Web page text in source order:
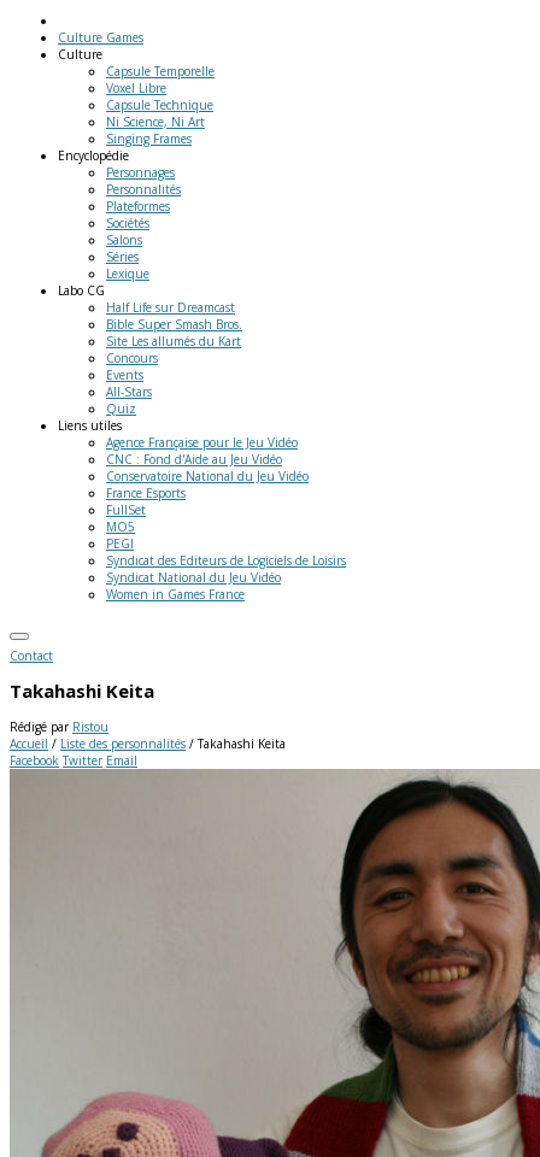
Culture Games
Culture
Capsule Temporelle
Voxel Libre
Capsule Technique
Ni Science, Ni Art
Singing Frames
Encyclopédie
Personnages
Personnalités
Plateformes
Sociétés
Salons
Séries
Lexique
Labo CG
Half Life sur Dreamcast
Bible Super Smash Bros.
Site Les allumés du Kart
Concours
Events
All-Stars
Quiz
Liens utiles
Agence Française pour le Jeu Vidéo
CNC : Fond d'Aide au Jeu Vidéo
Conservatoire National du Jeu Vidéo
France Esports
FullSet
MO5
PEGI
Syndicat des Editeurs de Logiciels de Loisirs
Syndicat National du Jeu Vidéo
Women in Games France
Contact
Takahashi Keita
Rédigé par Ristou
Accueil / Liste des personnalités / Takahashi Keita
Facebook Twitter Email